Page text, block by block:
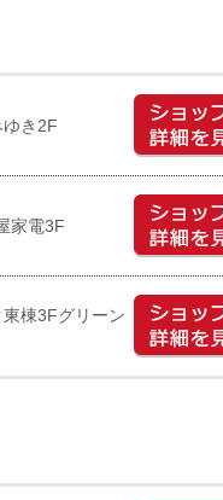
き2F
家電3F
棟3Fグリーン